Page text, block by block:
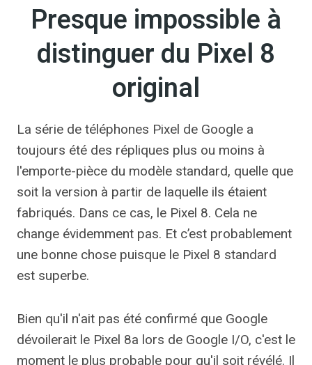
Presque impossible à
distinguer du Pixel 8
original
La série de téléphones Pixel de Google a
toujours été des répliques plus ou moins à
l'emporte-pièce du modèle standard, quelle que
soit la version à partir de laquelle ils étaient
fabriqués. Dans ce cas, le Pixel 8. Cela ne
change évidemment pas. Et c’est probablement
une bonne chose puisque le Pixel 8 standard
est superbe.
Bien qu'il n'ait pas été confirmé que Google
dévoilerait le Pixel 8a lors de Google I/O, c'est le
moment le plus probable pour qu'il soit révélé. Il